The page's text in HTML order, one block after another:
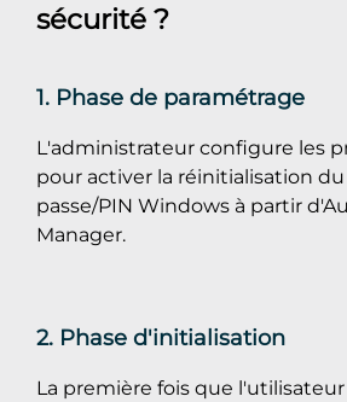
sécurité ?
1. Phase de paramétrage
L'administrateur configure les
pour activer la réinitialisation
passe/PIN Windows à partir
Manager.
2. Phase d'initialisation
La première fois que l'utilisateur